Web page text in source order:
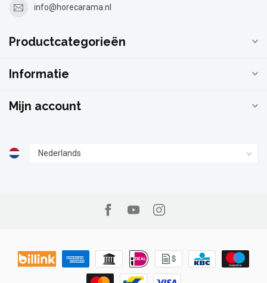
info@horecarama.nl
Productcategorieën
Informatie
Mijn account